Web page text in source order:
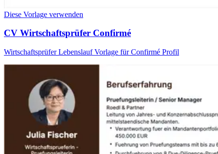
Diese Vorlage verwenden
CV Wirtschaftsprüfer Confirmé
Wirtschaftsprüfer Lebenslauf Vorlage für Confirmé Profil